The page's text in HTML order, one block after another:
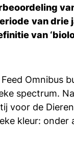
van drie
van
Omnibus
spectrum.
voor de
kleur: onder